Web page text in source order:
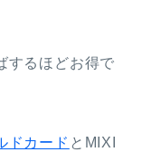
するほどお得で
ドカード とMIXI